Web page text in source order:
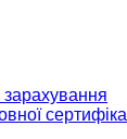
зарахування